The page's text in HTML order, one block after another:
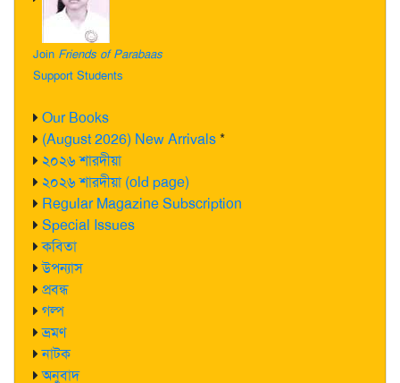
Join Friends of Parabaas
Support Students
Our Books
(August 2026) New Arrivals*
২০২৬ শারদীয়া
২০২৬ শারদীয়া (old page)
Regular Magazine Subscription
Special Issues
কবিতা
উপন্যাস
প্রবন্ধ
গল্প
ভ্রমণ
নাটক
অনুবাদ